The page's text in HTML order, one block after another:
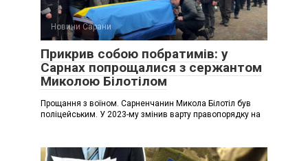
Новини Сарани
Прикрив собою побратимів: у
Сарнах попрощалися з сержантом
Миколою Білотілом
Прощання з воїном. Сарненчанин Микола Білотіл був
поліцейським. У 2023-му змінив варту правопорядку на